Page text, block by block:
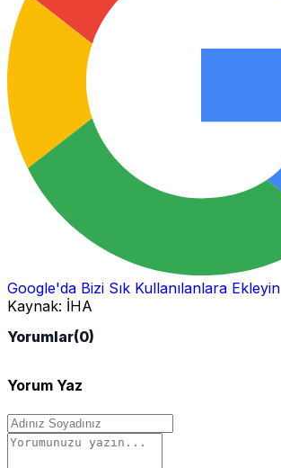
Google'da Bizi Sık Kullanılanlara Ekleyin
Kaynak: İHA
Yorumlar(0)
Yorum Yaz